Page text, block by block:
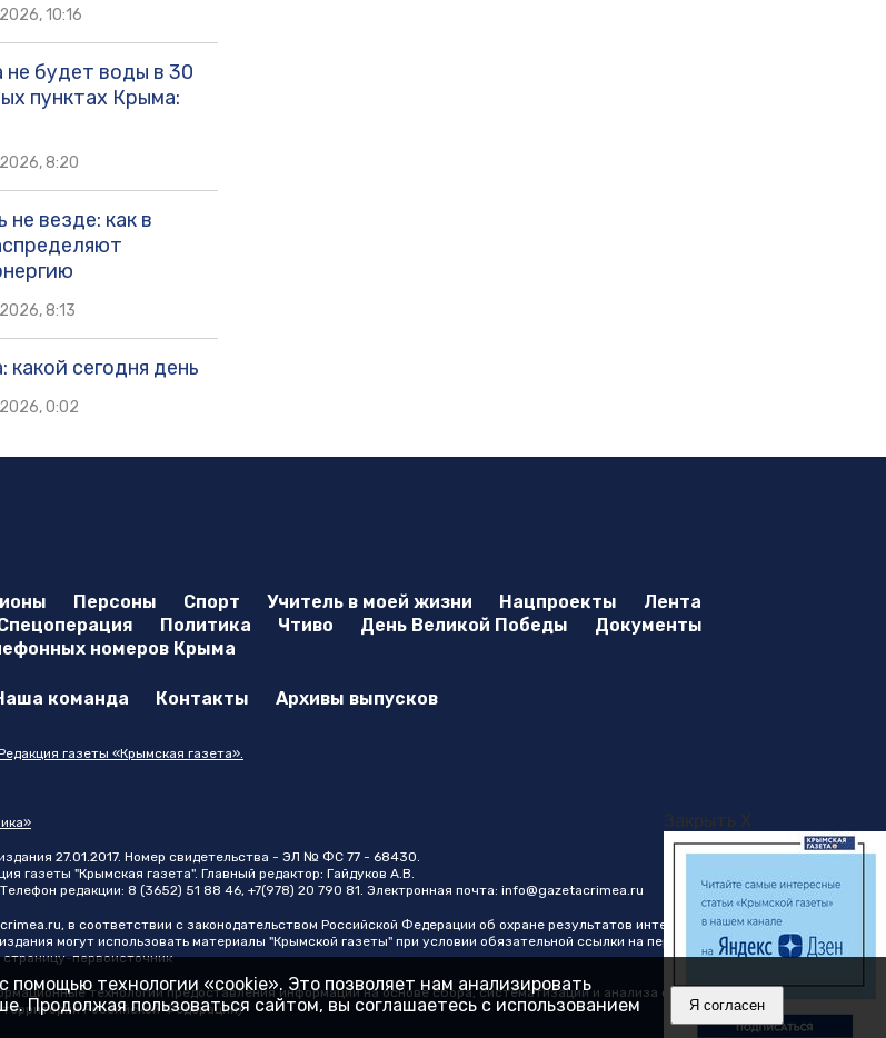
10:16
не будет воды в 30
пунктах Крыма:
8:20
не везде: как в
8:13
какой сегодня день
0:02
Закрыть X
Персоны Спорт Учитель в моей жизни Нацпроекты
Лента
Политика Чтиво День Великой Победы
Документы
номеров Крыма
команда Контакты Архивы выпусков
газеты «Крымская газета».
27.01.2017. Номер свидетельства - ЭЛ № ФС 77 - 68430.
газеты "Крымская газета". Главный редактор: Гайдуков А.В.
редакции: 8 (3652) 51 88 46, +7(978) 20 790 81. Электронная почта: info@gazetacrimea.ru
, в соответствии с законодательством Российской Федерации об охране результатов интеллектуальной
могут использовать материалы "Крымской газеты" при условии обязательной ссылки на первоисточник в виде
первоисточник
технологии предоставления информации на основе сбора, систематизации и анализа сведений,
Российской Федерации)
технологии «cookie». Это позволяет нам анализировать
Продолжая пользоваться сайтом, вы соглашаетесь с использованием
Я согласен